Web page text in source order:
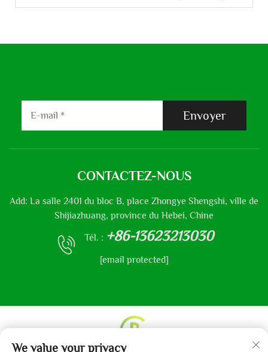
Envoyer
CONTACTEZ-NOUS
Add: La salle 2401 du bloc B, place Zhongye Shengshi, ville de
Shijiazhuang, province du Hebei, Chine
Tél. : +86-13623213030
[email protected]
We value your privacy